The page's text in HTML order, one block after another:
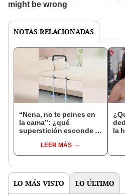
NOTAS RELACIONADAS
“Nena, no te peines en
la cama”: ¿qué
superstición esconde la
Enanitos Verdes?
LEER MÁS
la
LO MÁS VISTO LO ÚLTIMO